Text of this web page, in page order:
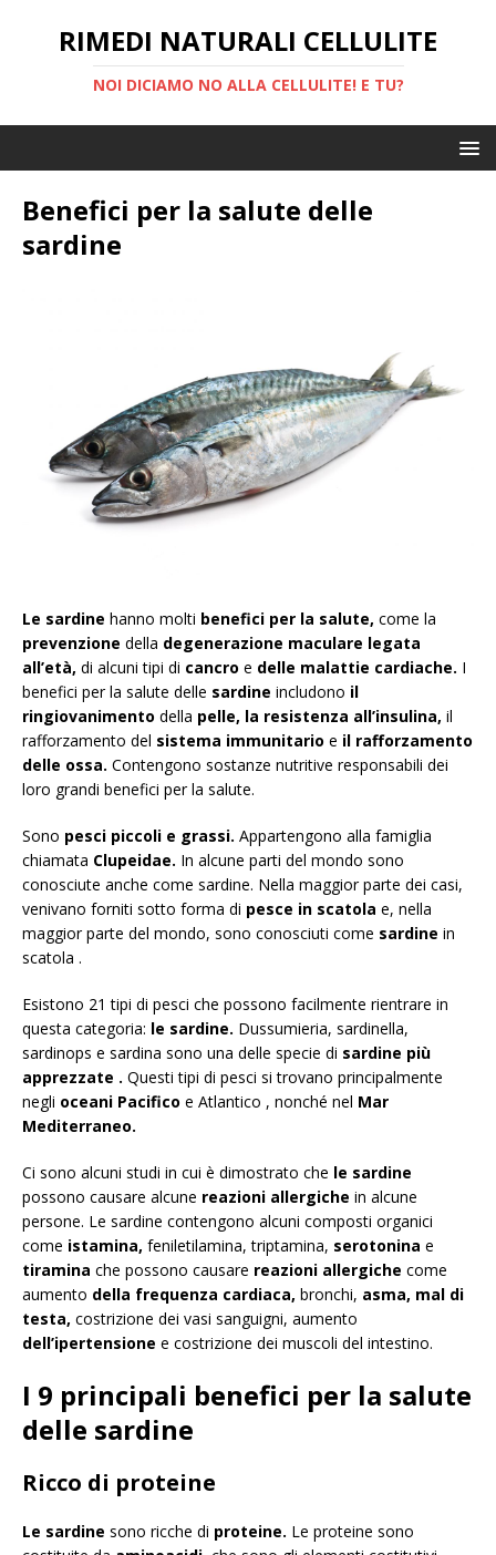
RIMEDI NATURALI CELLULITE
NOI DICIAMO NO ALLA CELLULITE! E TU?
Benefici per la salute delle
sardine
Le sardine hanno molti benefici per la salute, come la
prevenzione della degenerazione maculare legata
all’età, di alcuni tipi di cancro e delle malattie cardiache. I
benefici per la salute delle sardine includono il
ringiovanimento della pelle, la resistenza all’insulina, il
rafforzamento del sistema immunitario e il rafforzamento
delle ossa. Contengono sostanze nutritive responsabili dei
loro grandi benefici per la salute.
Sono pesci piccoli e grassi. Appartengono alla famiglia
chiamata Clupeidae. In alcune parti del mondo sono
conosciute anche come sardine. Nella maggior parte dei casi,
venivano forniti sotto forma di pesce in scatola e, nella
maggior parte del mondo, sono conosciuti come sardine in
scatola .
Esistono 21 tipi di pesci che possono facilmente rientrare in
questa categoria: le sardine. Dussumieria, sardinella,
sardinops e sardina sono una delle specie di sardine più
apprezzate . Questi tipi di pesci si trovano principalmente
negli oceani Pacifico e Atlantico , nonché nel Mar
Mediterraneo.
Ci sono alcuni studi in cui è dimostrato che le sardine
possono causare alcune reazioni allergiche in alcune
persone. Le sardine contengono alcuni composti organici
come istamina, feniletilamina, triptamina, serotonina e
tiramina che possono causare reazioni allergiche come
aumento della frequenza cardiaca, bronchi, asma, mal di
testa, costrizione dei vasi sanguigni, aumento
dell’ipertensione e costrizione dei muscoli del intestino.
I 9 principali benefici per la salute
delle sardine
Ricco di proteine
Le sardine sono ricche di proteine. Le proteine ​​sono